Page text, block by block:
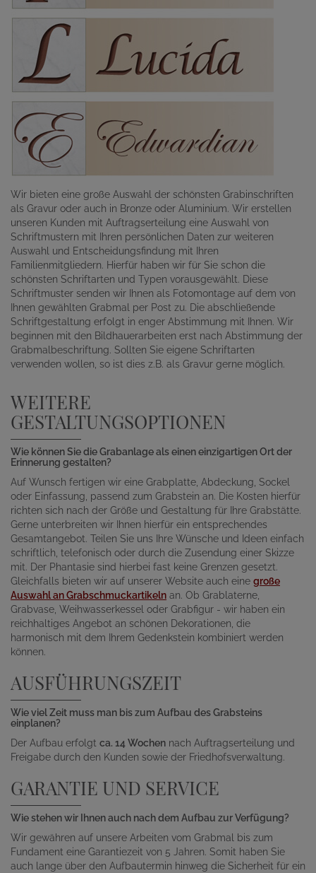
Wir bieten eine große Auswahl der schönsten Grabinschriften
als Gravur oder auch in Bronze oder Aluminium. Wir erstellen
unseren Kunden mit Auftragserteilung eine Auswahl von
Schriftmustern mit Ihren persönlichen Daten zur weiteren
Auswahl und Entscheidungsfindung mit Ihren
Familienmitgliedern. Hierfür haben wir für Sie schon die
schönsten Schriftarten und Typen vorausgewählt. Diese
Schriftmuster senden wir Ihnen als Fotomontage auf dem von
Ihnen gewählten Grabmal per Post zu. Die abschließende
Schriftgestaltung erfolgt in enger Abstimmung mit Ihnen. Wir
beginnen mit den Bildhauerarbeiten erst nach Abstimmung der
Grabmalbeschriftung. Sollten Sie eigene Schriftarten
verwenden wollen, so ist dies z.B. als Gravur gerne möglich.
WEITERE
GESTALTUNGSOPTIONEN
Wie können Sie die Grabanlage als einen einzigartigen Ort der
Erinnerung gestalten?
Auf Wunsch fertigen wir eine Grabplatte, Abdeckung, Sockel
oder Einfassung, passend zum Grabstein an. Die Kosten hierfür
richten sich nach der Größe und Gestaltung für Ihre Grabstätte.
Gerne unterbreiten wir Ihnen hierfür ein entsprechendes
Gesamtangebot. Teilen Sie uns Ihre Wünsche und Ideen einfach
schriftlich, telefonisch oder durch die Zusendung einer Skizze
mit. Der Phantasie sind hierbei fast keine Grenzen gesetzt.
Gleichfalls bieten wir auf unserer Website auch eine große
Auswahl an Grabschmuckartikeln an. Ob Grablaterne,
Grabvase, Weihwasserkessel oder Grabfigur - wir haben ein
reichhaltiges Angebot an schönen Dekorationen, die
harmonisch mit dem Ihrem Gedenkstein kombiniert werden
können.
AUSFÜHRUNGSZEIT
Wie viel Zeit muss man bis zum Aufbau des Grabsteins
einplanen?
Der Aufbau erfolgt ca. 14 Wochen nach Auftragserteilung und
Freigabe durch den Kunden sowie der Friedhofsverwaltung.
GARANTIE UND SERVICE
Wie stehen wir Ihnen auch nach dem Aufbau zur Verfügung?
Wir gewähren auf unsere Arbeiten vom Grabmal bis zum
Fundament eine Garantiezeit von 5 Jahren. Somit haben Sie
auch lange über den Aufbautermin hinweg die Sicherheit für ein